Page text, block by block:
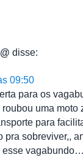
disse:
09:50
para os
uma
para
pra sobreviver,,
esse